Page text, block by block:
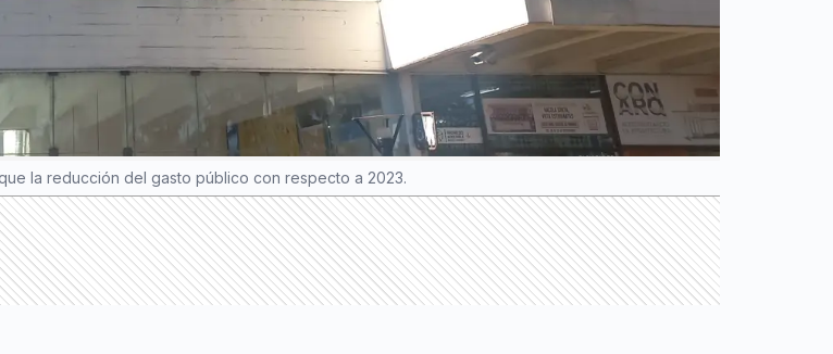
la reducción del gasto público con respecto a 2023.